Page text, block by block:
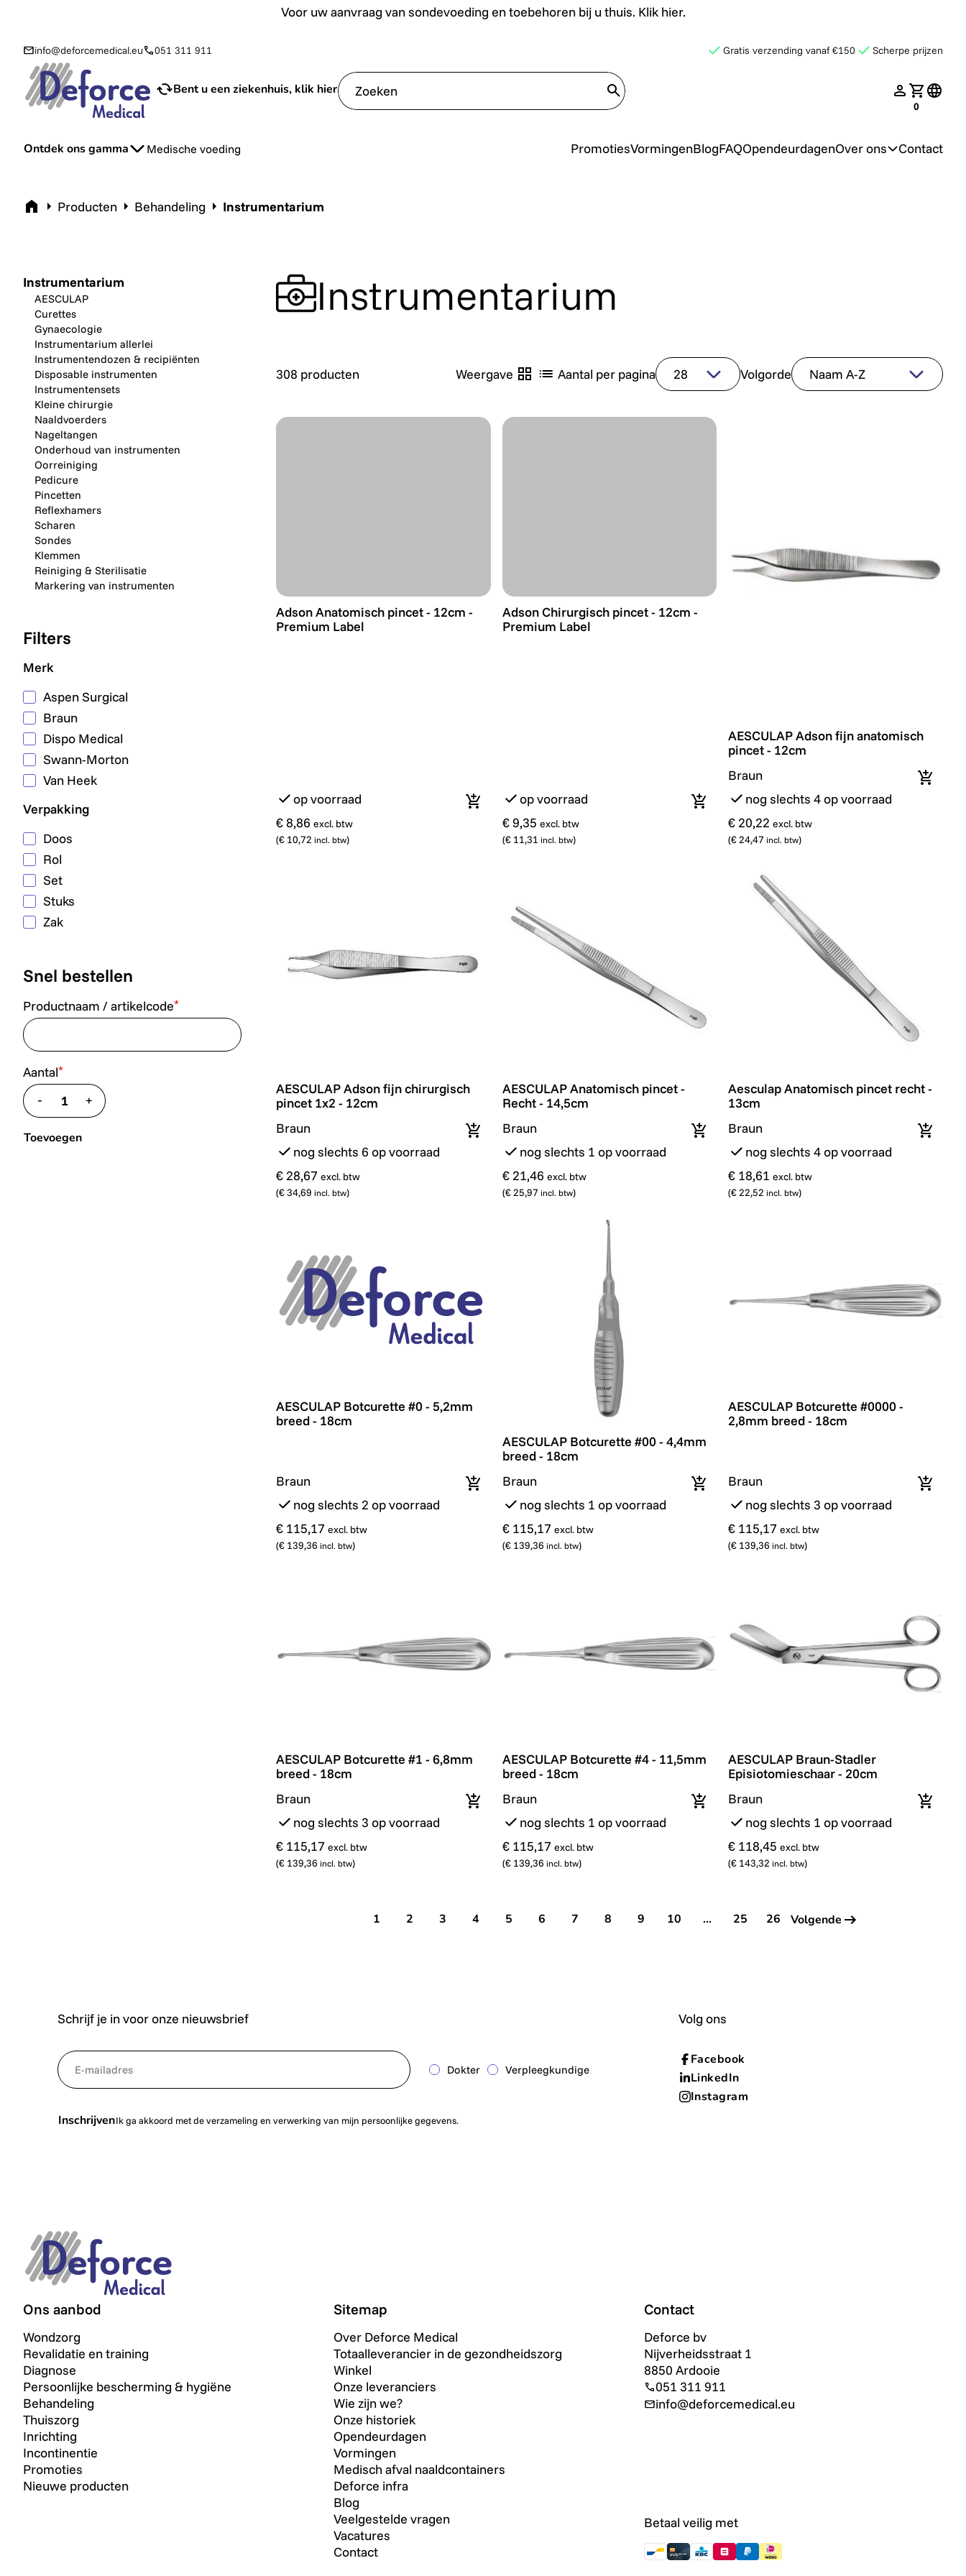
Voor uw aanvraag van sondevoeding en toebehoren bij u thuis. Klik hier.
Voor uw aanvraag van sondevoeding en toebehoren bij u thuis. Klik hier.
info@deforcemedical.eu 051 311 911 Gratis verzending vanaf €150 Scherpe prijzen
Bent u een ziekenhuis, klik hier
translate.search nav.login
Jouw
0
Ontdek ons gamma Medische voeding PromotiesVormingenBlogFAQOpendeurdagenOver ons Contact
Home Producten Behandeling Instrumentarium
Instrumentarium
308 producten Weergave Aantal per pagina Volgorde
Adson Anatomisch pincet - 12cm - Premium Label
Adson Anatomisch pincet - 12cm -
Premium Label
op voorraad
€ 8,86 excl. btw
(€ 10,72 incl. btw)
In winkelmandje
Adson Chirurgisch pincet - 12cm - Premium Label
Adson Chirurgisch pincet - 12cm -
Premium Label
op voorraad
€ 9,35 excl. btw
(€ 11,31 incl. btw)
In winkelmandje
AESCULAP Adson fijn anatomisch pincet
AESCULAP Adson fijn anatomisch
pincet - 12cm
Braun
nog slechts 4 op voorraad
€ 20,22 excl. btw
(€ 24,47 incl. btw)
In
AESCULAP Adson fijn chirurgisch pincet 1x2 - 12cm
AESCULAP Adson fijn chirurgisch
pincet 1x2 - 12cm
Braun
nog slechts 6 op voorraad
€ 28,67 excl. btw
(€ 34,69 incl. btw)
In winkelmandje
AESCULAP Anatomisch pincet - Recht - 14,5cm
AESCULAP Anatomisch pincet -
Recht - 14,5cm
Braun
nog slechts 1 op voorraad
€ 21,46 excl. btw
(€ 25,97 incl. btw)
In winkelmandje
Aesculap Anatomisch pincet recht - 13cm
Aesculap Anatomisch pincet recht -
13cm
Braun
nog slechts 4 op voorraad
€ 18,61 excl. btw
(€ 22,52 incl. btw)
In
AESCULAP Botcurette #0 - 5,2mm breed - 18cm
AESCULAP Botcurette #0 - 5,2mm
breed - 18cm
Braun
nog slechts 2 op voorraad
€ 115,17 excl. btw
(€ 139,36 incl. btw)
In winkelmandje
AESCULAP Botcurette #00 - 4,4mm breed - 18cm
AESCULAP Botcurette #00 - 4,4mm
breed - 18cm
Braun
nog slechts 1 op voorraad
€ 115,17 excl. btw
(€ 139,36 incl. btw)
In winkelmandje
AESCULAP Botcurette #0000 - 2,8mm
AESCULAP Botcurette #0000 -
2,8mm breed - 18cm
Braun
nog slechts 3 op voorraad
€ 115,17 excl. btw
(€ 139,36 incl. btw)
In
AESCULAP Botcurette #1 - 6,8mm breed - 18cm
AESCULAP Botcurette #1 - 6,8mm
breed - 18cm
Braun
nog slechts 3 op voorraad
€ 115,17 excl. btw
(€ 139,36 incl. btw)
In winkelmandje
AESCULAP Botcurette #4 - 11,5mm breed - 18cm
AESCULAP Botcurette #4 - 11,5mm
breed - 18cm
Braun
nog slechts 1 op voorraad
€ 115,17 excl. btw
(€ 139,36 incl. btw)
In winkelmandje
AESCULAP Braun-Stadler
AESCULAP Braun-Stadler
Episiotomieschaar - 20cm
Braun
nog slechts 1 op voorraad
€ 118,45 excl. btw
(€ 143,32 incl. btw)
In
1 2 3 4 5 6 7 8 9 10 ... 25 26 Volgende
Instrumentarium
AESCULAP
Curettes
Gynaecologie
Instrumentarium allerlei
Instrumentendozen & recipiënten
Disposable instrumenten
Instrumentensets
Kleine chirurgie
Naaldvoerders
Nageltangen
Onderhoud van instrumenten
Oorreiniging
Pedicure
Pincetten
Reflexhamers
Scharen
Sondes
Klemmen
Reiniging & Sterilisatie
Markering van instrumenten
Filters
Merk
Aspen Surgical
Braun
Dispo Medical
Swann-Morton
Van Heek
Verpakking
Doos
Rol
Set
Stuks
Zak
Snel bestellen
Productnaam / artikelcode*
Aantal*
-translate.decrease
+translate.increase
Toevoegen
Schrijf je in voor onze nieuwsbrief
NewsletterEmail
Dokter Verpleegkundige
InschrijvenIk ga akkoord met de verzameling en verwerking van mijn persoonlijke gegevens.
Volg ons
Facebook
LinkedIn
Instagram
Ons aanbod
Wondzorg
Revalidatie en training
Diagnose
Persoonlijke bescherming & hygiëne
Behandeling
Thuiszorg
Inrichting
Incontinentie
Promoties
Nieuwe producten
Sitemap
Over Deforce Medical
Totaalleverancier in de gezondheidszorg
Winkel
Onze leveranciers
Wie zijn we?
Onze historiek
Opendeurdagen
Vormingen
Medisch afval naaldcontainers
Deforce infra
Blog
Veelgestelde vragen
Vacatures
Contact
Contact
Deforce bv
Nijverheidsstraat 1
8850 Ardooie
051 311 911
info@deforcemedical.eu
Betaal veilig met